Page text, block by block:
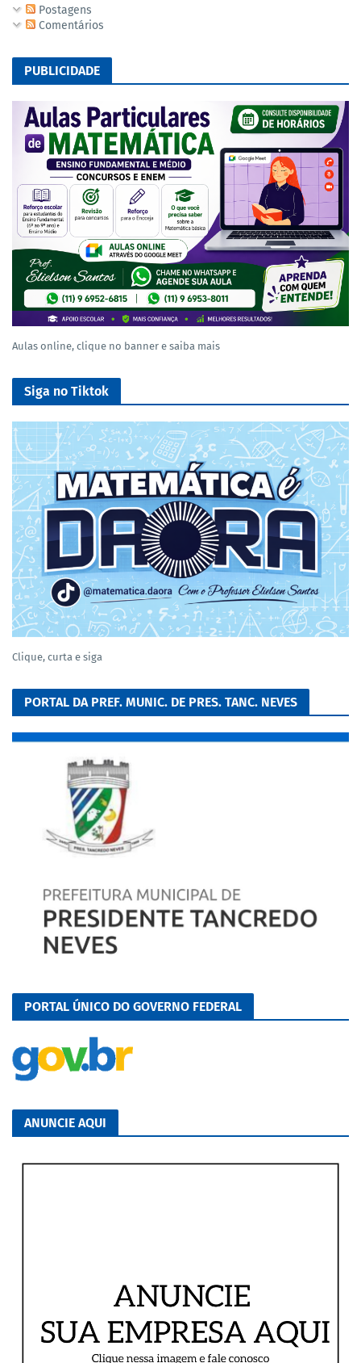
Postagens
Comentários
PUBLICIDADE
Aulas online, clique no banner e saiba mais
Siga no Tiktok
Clique, curta e siga
PORTAL DA PREF. MUNIC. DE PRES. TANC. NEVES
PORTAL ÚNICO DO GOVERNO FEDERAL
ANUNCIE AQUI